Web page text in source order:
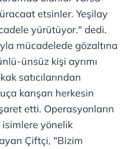
reklamlar
sunabilmek için İnternet
üçüncü kişilere ait çerezler
vasıtasıyla çeşitli kişisel
gerekli olan çerezler bilgi
amacıyla
sitemizin daha işlevsel
ve sizlere yönelik
yapılması, amaçlarıyla
dahilinde kullanılacaktır.
etsinler. Yeşilay
yürütüyor." dedi.
mücadelede gözaltına
ünsüz kişi ayrımı
satıcılarından
karışan herkesin
etti. Operasyonların
isimlere yönelik
Çiftçi, "Bizim